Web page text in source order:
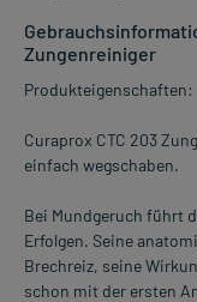
Zungenreiniger
Produkteigenschaften:
Curaprox CTC 203
einfach wegschaben.
Bei Mundgeruch führt
Erfolgen. Seine
Brechreiz, seine
schon mit der ersten